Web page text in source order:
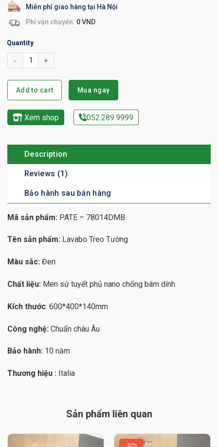
Miễn phí giao hàng tại Hà Nội
Phí vận chuyển: 0 VND
Quantity
Add to cart Mua ngay
Xem shop 052.289.9999
Description
Reviews (1)
Bảo hành sau bán hàng
Mã sản phẩm: PATE – 78014DMB
Tên sản phẩm: Lavabo Treo Tường
Màu sắc: Đen
Chất liệu: Men sứ tuyết phủ nano chống bám dính.
Kích thước: 600*400*140mm
Công nghệ: Chuẩn châu Âu
Bảo hành: 10 năm
Thương hiệu : Italia
Sản phẩm liên quan
32%